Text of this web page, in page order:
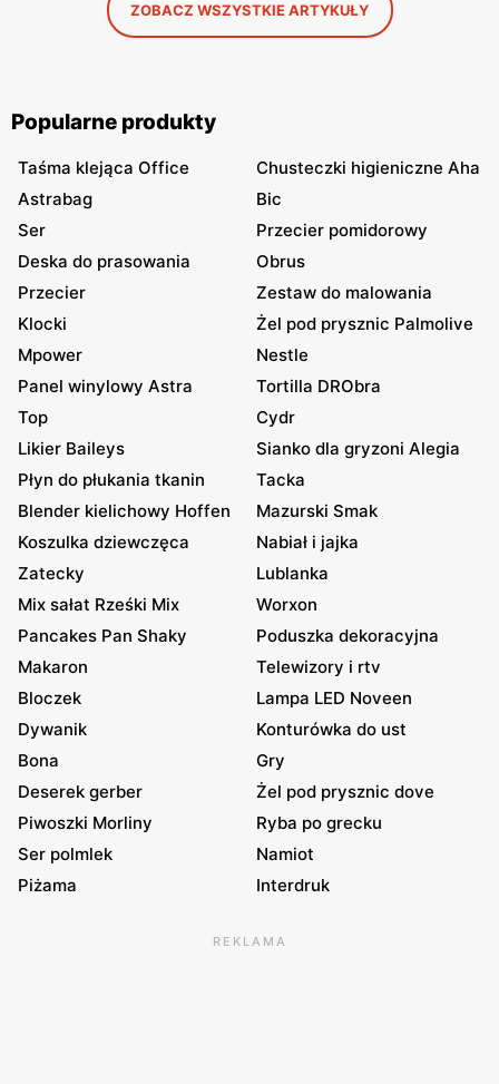
ZOBACZ WSZYSTKIE ARTYKUŁY
Popularne produkty
Taśma klejąca Office
Chusteczki higieniczne Aha
Astrabag
Bic
Ser
Przecier pomidorowy
Deska do prasowania
Obrus
Przecier
Zestaw do malowania
Klocki
Żel pod prysznic Palmolive
Mpower
Nestle
Panel winylowy Astra
Tortilla DRObra
Top
Cydr
Likier Baileys
Sianko dla gryzoni Alegia
Płyn do płukania tkanin
Tacka
Blender kielichowy Hoffen
Mazurski Smak
Koszulka dziewczęca
Nabiał i jajka
Zatecky
Lublanka
Mix sałat Rześki Mix
Worxon
Pancakes Pan Shaky
Poduszka dekoracyjna
Makaron
Telewizory i rtv
Bloczek
Lampa LED Noveen
Dywanik
Konturówka do ust
Bona
Gry
Deserek gerber
Żel pod prysznic dove
Piwoszki Morliny
Ryba po grecku
Ser polmlek
Namiot
Piżama
Interdruk
REKLAMA